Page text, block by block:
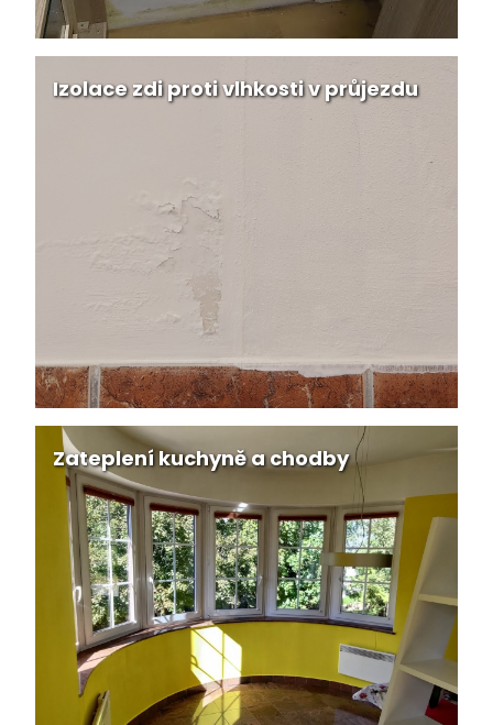
Izolace zdi proti vlhkosti v průjezdu
Zateplení kuchyně a chodby